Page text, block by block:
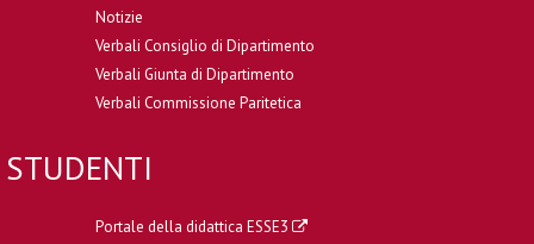
Notizie
Verbali Consiglio di Dipartimento
Verbali Giunta di Dipartimento
Verbali Commissione Paritetica
STUDENTI
Portale della didattica ESSE3